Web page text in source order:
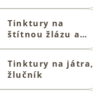
Tinktury na
štítnou žlázu a
Tinktury na játra,
žlučník